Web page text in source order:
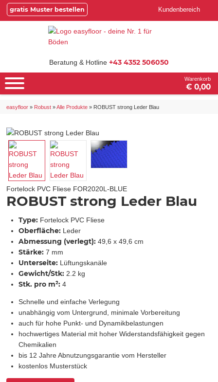
gratis Muster bestellen Kundenbereich
Beratung & Hotline +43 4352 506050
Warenkorb
€ 0,00
easyfloor » Robust »Alle Produkte » ROBUST strong Leder Blau
Fortelock PVC Fliese FOR2020L-BLUE
ROBUST strong Leder Blau
Type: Fortelock PVC Fliese
Oberfläche: Leder
Abmessung (verlegt): 49,6 x 49,6 cm
Stärke: 7 mm
Unterseite: Lüftungskanäle
Gewicht/Stk: 2.2 kg
Stk. pro m²: 4
Schnelle und einfache Verlegung
unabhängig vom Untergrund, minimale Vorbereitung
auch für hohe Punkt- und Dynamikbelastungen
hochwertiges Material mit hoher Widerstandsfähigkeit gegen
Chemikalien
bis 12 Jahre Abnutzungsgarantie vom Hersteller
kostenlos Musterstück